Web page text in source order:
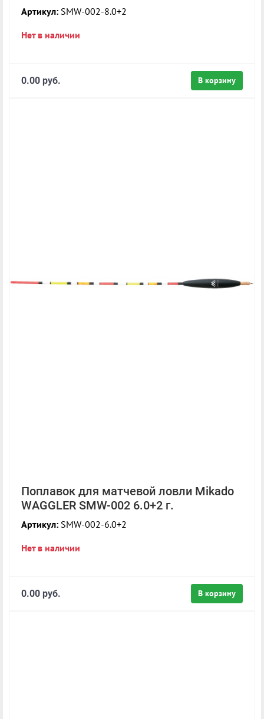
Артикул: SMW-002-8.0+2
Нет в наличии
В корзину
0.00 руб.
Поплавок для матчевой ловли Mikado
WAGGLER SMW-002 6.0+2 г.
Артикул: SMW-002-6.0+2
Нет в наличии
В корзину
0.00 руб.